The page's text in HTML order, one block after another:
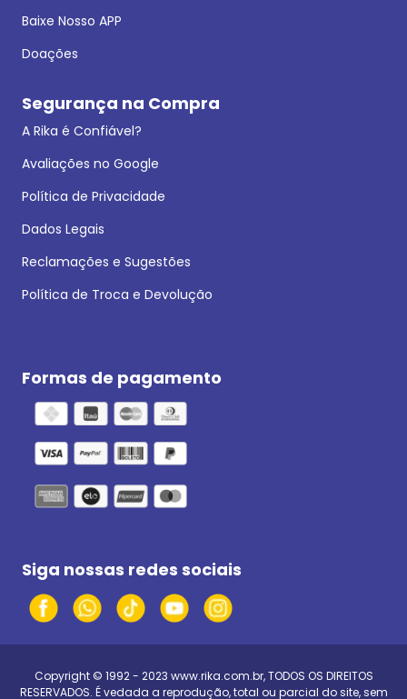
Baixe Nosso APP
Doações
Segurança na Compra
A Rika é Confiável?
Avaliações no Google
Política de Privacidade
Dados Legais
Reclamações e Sugestões
Política de Troca e Devolução
Formas de pagamento
Siga nossas redes sociais
Copyright © 1992 - 2023 www.rika.com.br, TODOS OS DIREITOS
RESERVADOS. É vedada a reprodução, total ou parcial do site, sem